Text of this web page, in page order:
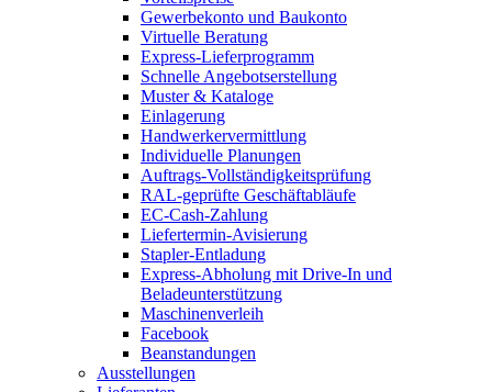
Gewerbekonto und Baukonto
Virtuelle Beratung
Express-Lieferprogramm
Schnelle Angebotserstellung
Muster & Kataloge
Einlagerung
Handwerkervermittlung
Individuelle Planungen
Auftrags-Vollständigkeitsprüfung
RAL-geprüfte Geschäftabläufe
EC-Cash-Zahlung
Liefertermin-Avisierung
Stapler-Entladung
Express-Abholung mit Drive-In und
Beladeunterstützung
Maschinenverleih
Facebook
Beanstandungen
Ausstellungen